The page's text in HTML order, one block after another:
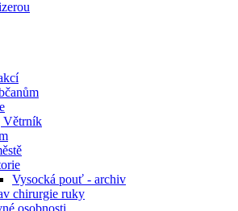
Větrník
Vysocká pouť - archiv
chirurgie ruky
osobnosti